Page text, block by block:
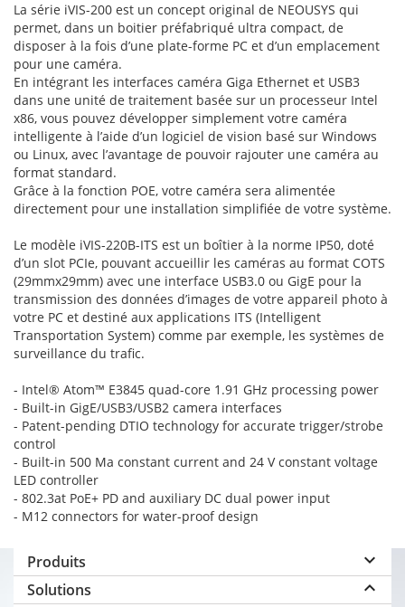
Produits keyboard_arrow_down
Solutions keyboard_arrow_up
La série iVIS-200 est un concept original de NEOUSYS qui
permet, dans un boitier préfabriqué ultra compact, de
disposer à la fois d’une plate-forme PC et d’un emplacement
pour une caméra.
En intégrant les interfaces caméra Giga Ethernet et USB3
dans une unité de traitement basée sur un processeur Intel
x86, vous pouvez développer simplement votre caméra
intelligente à l’aide d’un logiciel de vision basé sur Windows
ou Linux, avec l’avantage de pouvoir rajouter une caméra au
format standard.
Grâce à la fonction POE, votre caméra sera alimentée
directement pour une installation simplifiée de votre système.
Le modèle iVIS-220B-ITS est un boîtier à la norme IP50, doté
d’un slot PCIe, pouvant accueillir les caméras au format COTS
(29mmx29mm) avec une interface USB3.0 ou GigE pour la
transmission des données d’images de votre appareil photo à
votre PC et destiné aux applications ITS (Intelligent
Transportation System) comme par exemple, les systèmes de
surveillance du trafic.
- Intel® Atom™ E3845 quad-core 1.91 GHz processing power
- Built-in GigE/USB3/USB2 camera interfaces
- Patent-pending DTIO technology for accurate trigger/strobe
control
- Built-in 500 Ma constant current and 24 V constant voltage
LED controller
- 802.3at PoE+ PD and auxiliary DC dual power input
- M12 connectors for water-proof design